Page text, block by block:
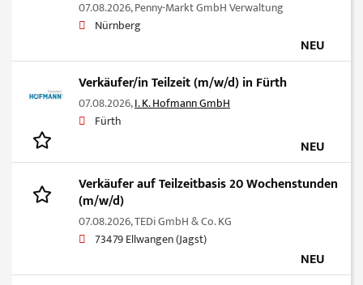
07.08.2026,Penny-Markt GmbH Verwaltung
Nürnberg
NEU
Verkäufer/in Teilzeit (m/w/d) in Fürth
07.08.2026,I. K. Hofmann GmbH
Fürth
NEU
Verkäufer auf Teilzeitbasis 20 Wochenstunden
(m/w/d)
07.08.2026,TEDi GmbH & Co. KG
73479 Ellwangen (Jagst)
NEU